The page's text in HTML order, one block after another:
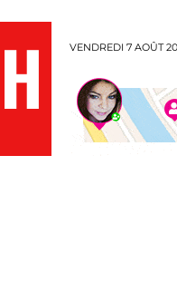
VENDREDI 7 AOÛT